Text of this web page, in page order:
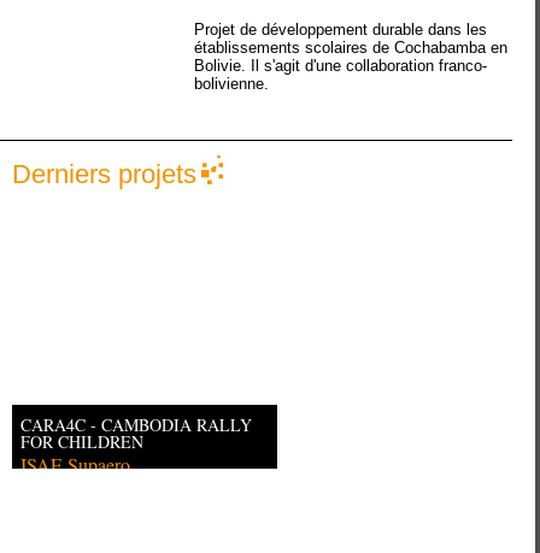
Projet de développement durable dans les
établissements scolaires de Cochabamba en
Bolivie. Il s'agit d'une collaboration franco-
bolivienne.
Derniers projets
CARA4C - CAMBODIA RALLY
FOR CHILDREN
ISAE Supaero